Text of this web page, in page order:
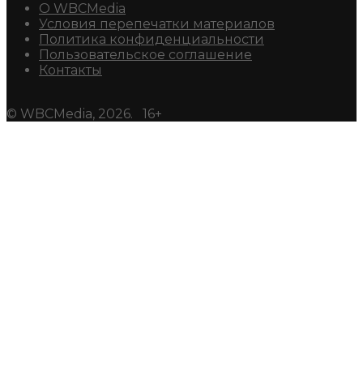
О WBCMedia
Условия перепечатки материалов
Политика конфиденциальности
Пользовательское соглашение
Контакты
© WBCMedia, 2026. 16+